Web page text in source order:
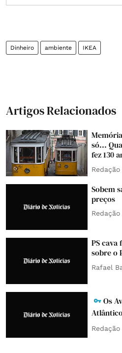
Dinheiro ambiente IKEA
Artigos Relacionados
só...
fez 130
Redação
Sobem
preços
Redação
PS cava
sobre o
Rafael
Os
Redação